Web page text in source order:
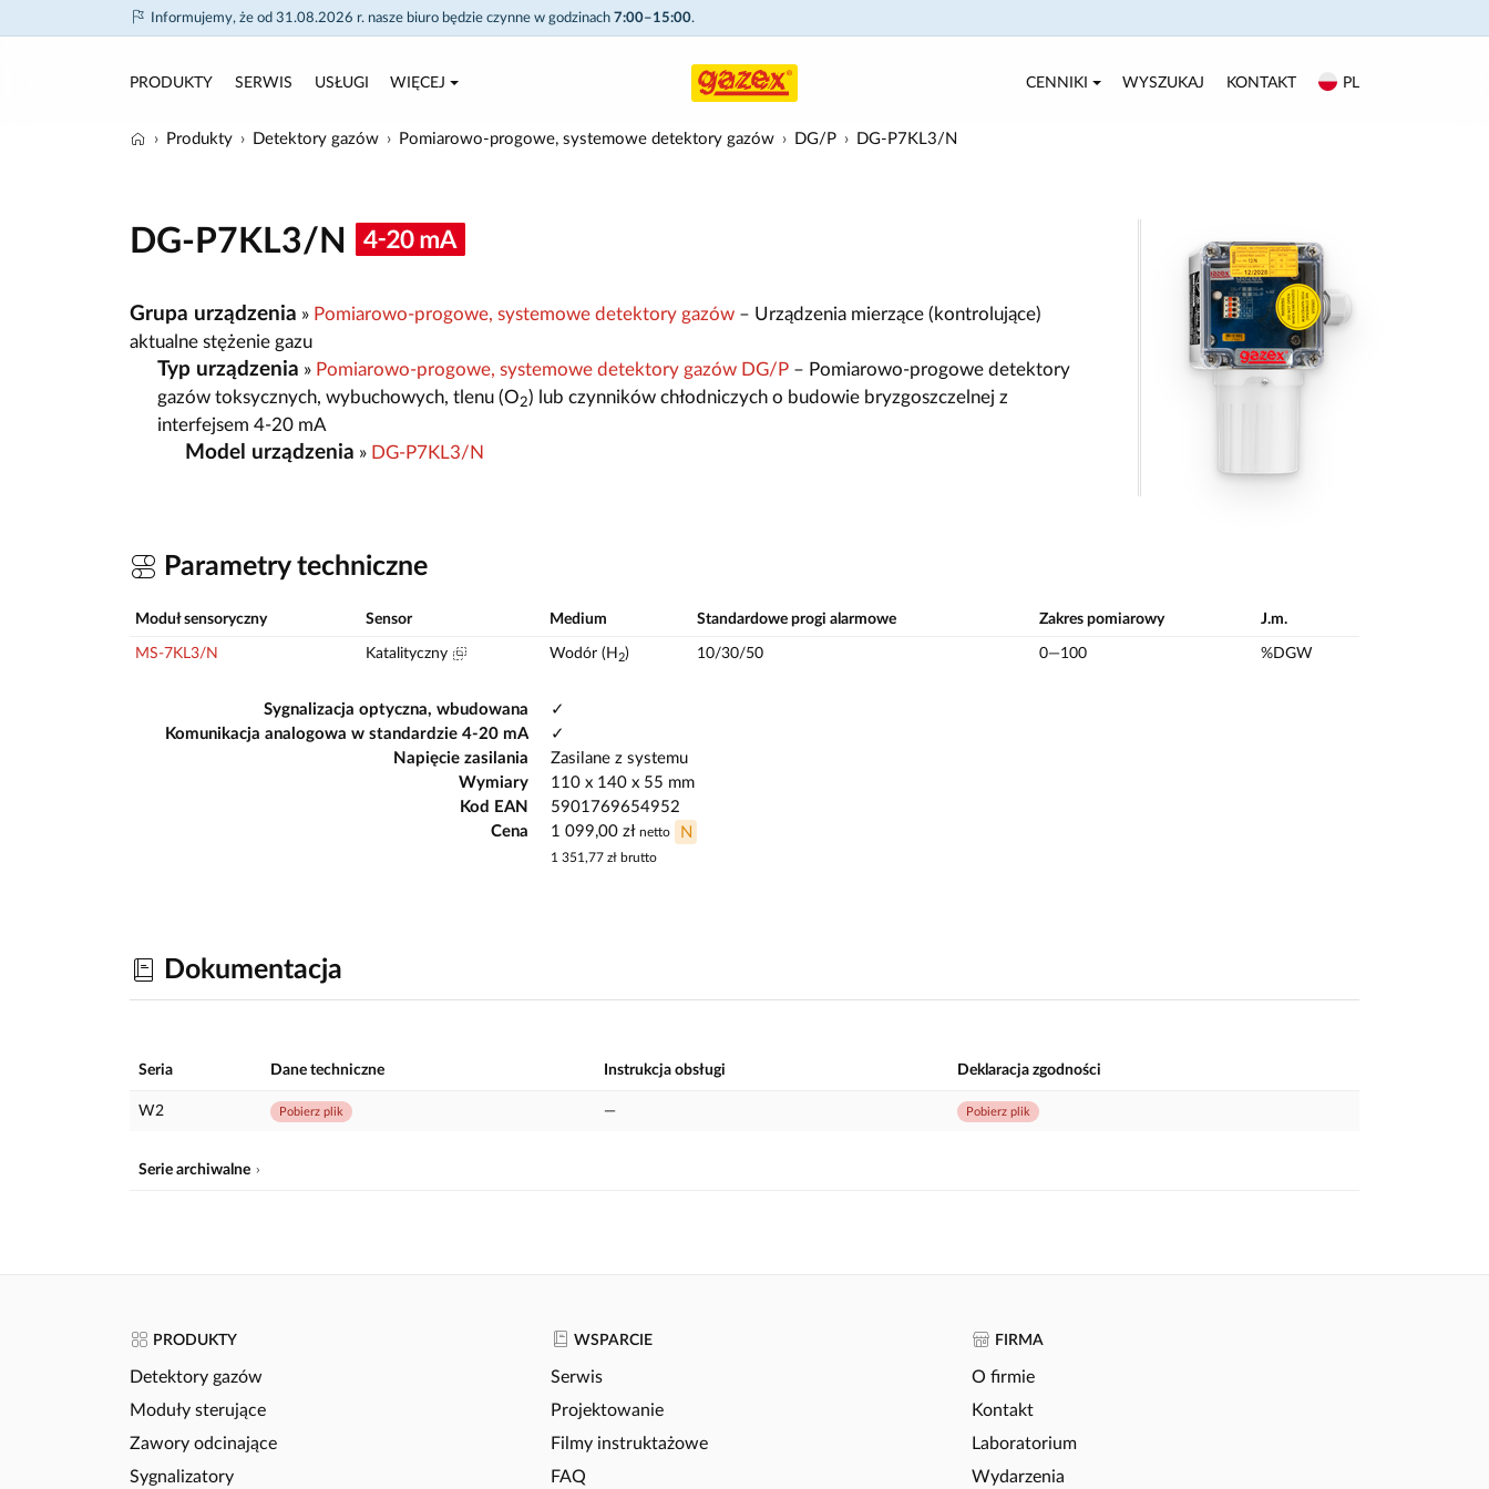
Informujemy, że od 31.08.2026 r. nasze biuro będzie czynne w godzinach 7:00–15:00.
PRODUKTY SERWIS USŁUGI WIĘCEJ CENNIKI WYSZUKAJ KONTAKT PL
Produkty Detektory gazów Pomiarowo-progowe, systemowe detektory gazów DG/P DG-P7KL3/N
DG-P7KL3/N
Grupa urządzenia » Pomiarowo-progowe, systemowe detektory gazów – Urządzenia mierzące (kontrolujące)
aktualne stężenie gazu
Typ urządzenia » Pomiarowo-progowe, systemowe detektory gazów DG/P – Pomiarowo-progowe detektory
gazów toksycznych, wybuchowych, tlenu (O2) lub czynników chłodniczych o budowie bryzgoszczelnej z
interfejsem 4-20 mA
Model urządzenia » DG-P7KL3/N
Parametry techniczne
Moduł sensoryczny Sensor Medium Standardowe progi alarmowe Zakres pomiarowy J.m.
MS-7KL3/N Katalityczny Wodór (H 2) 10/30/50 0—100 %DGW
Sygnalizacja optyczna, wbudowana
✓
Komunikacja analogowa w standardzie 4-20 mA
✓
Napięcie zasilania
Zasilane z systemu
Wymiary
110 x 140 x 55 mm
Kod EAN
5901769654952
Cena
1 099,00 zł netto N
1 351,77 zł brutto
Dokumentacja
Seria Dane techniczne Instrukcja obsługi Deklaracja zgodności
W2 Pobierz plik — Pobierz plik
Serie archiwalne
PRODUKTY
Detektory gazów
Moduły sterujące
Zawory odcinające
Sygnalizatory
WSPARCIE
Serwis
Projektowanie
Filmy instruktażowe
FAQ
FIRMA
O firmie
Kontakt
Laboratorium
Wydarzenia